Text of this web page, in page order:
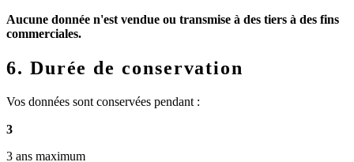
Aucune donnée n'est vendue ou transmise à des tiers à des fins
commerciales.
6. Durée de conservation
Vos données sont conservées pendant :
3
3 ans maximum